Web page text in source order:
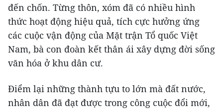
đến chốn. Từng thôn, xóm đã có nhiều hình
thức hoạt động hiệu quả, tích cực hưởng ứng
các cuộc vận động của Mặt trận Tổ quốc Việt
Nam, bà con đoàn kết thân ái xây dựng đời sống
văn hóa ở khu dân cư.
Điểm lại những thành tựu to lớn mà đất nước,
nhân dân đã đạt được trong công cuộc đổi mới,